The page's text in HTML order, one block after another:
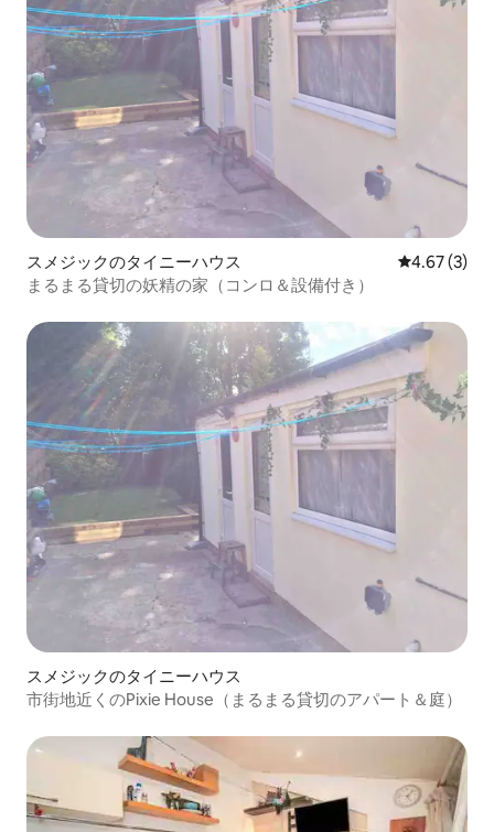
スメジックのタイニーハウス レビュー3
4.67 (3)
まるまる貸切の妖精の家（コンロ＆設備付き）
スメジックのタイニーハウス
市街地近くのPixie House（まるまる貸切のアパート＆庭）